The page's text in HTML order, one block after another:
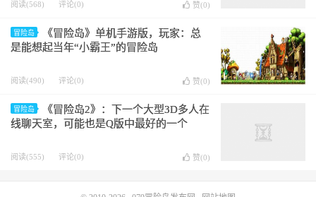
阅读(568) 评论(0) 赞(0)
冒险岛
《冒险岛》单机手游版，玩家：总
是能想起当年“小霸王”的冒险岛
阅读(490) 评论(0) 赞(0)
冒险岛
《冒险岛2》：下一个大型3D多人在
线聊天室，可能也是Q版中最好的一个
阅读(555) 评论(0) 赞(0)